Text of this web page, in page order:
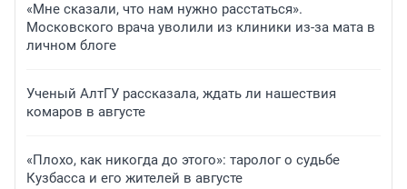
«Мне сказали, что нам нужно расстаться».
Московского врача уволили из клиники из-за мата в
личном блоге
Ученый АлтГУ рассказала, ждать ли нашествия
комаров в августе
«Плохо, как никогда до этого»: таролог о судьбе
Кузбасса и его жителей в августе